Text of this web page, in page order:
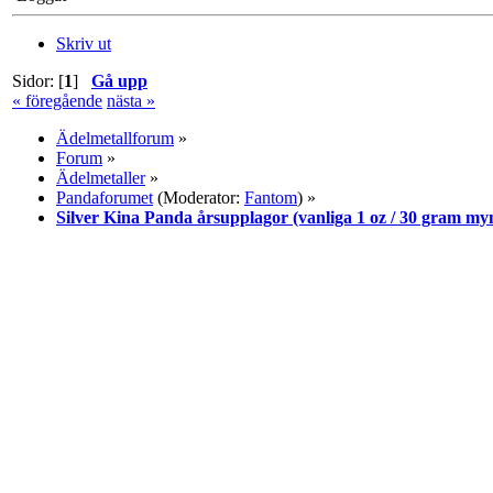
Skriv ut
Sidor: [1] Gå upp
« föregående nästa »
Ädelmetallforum »
Forum »
Ädelmetaller»
Pandaforumet(Moderator: Fantom) »
Silver Kina Panda årsupplagor (vanliga 1 oz / 30 gram